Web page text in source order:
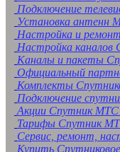
Подключение
Установка антенн
Настройка и
Настройка
Каналы и пакеты
Официальный
Комплекты
Подключение
Акции Спутник
Тарифы Спутник
Сервис, ремонт,
Купить